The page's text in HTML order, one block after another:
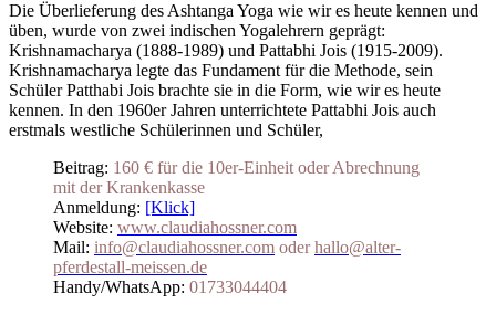
Die Überlieferung des Ashtanga Yoga wie wir es heute kennen und
üben, wurde von zwei indischen Yogalehrern geprägt:
Krishnamacharya (1888-1989) und Pattabhi Jois (1915-2009).
Krishnamacharya legte das Fundament für die Methode, sein
Schüler Patthabi Jois brachte sie in die Form, wie wir es heute
kennen. In den 1960er Jahren unterrichtete Pattabhi Jois auch
erstmals westliche Schülerinnen und Schüler,
Beitrag: 160 € für die 10er-Einheit oder Abrechnung
mit der Krankenkasse
Anmeldung: [Klick]
Website: www.claudiahossner.com
Mail: info@claudiahossner.com oder hallo@alter-
pferdestall-meissen.de
Handy/WhatsApp: 01733044404